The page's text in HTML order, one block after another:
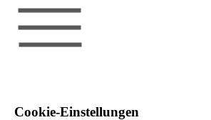
Cookie-Einstellungen